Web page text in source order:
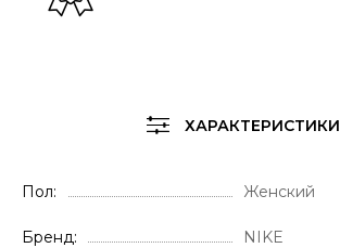
ХАРАКТЕРИСТИКИ
Пол Женский
Бренд NIKE